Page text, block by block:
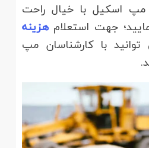
مپ اسکیل با خیال راحت
جهت استعلامهزینه
با کارشناسان مپ